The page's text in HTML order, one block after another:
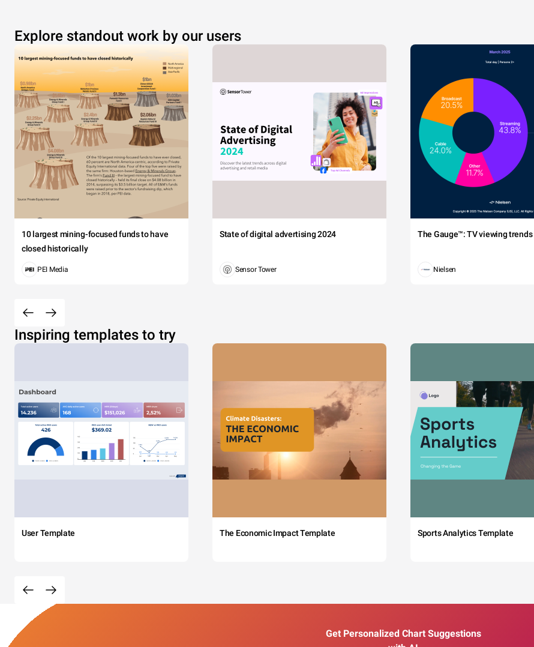
Explore standout work by our users
10 largest mining-focused funds to have
closed historically
PEI Media
State of digital advertising 2024
Sensor Tower
The Gauge™: TV viewing trends
Nielsen
Inspiring templates to try
User Template The Economic Impact Template Sports Analytics Template
Get Personalized Chart Suggestions